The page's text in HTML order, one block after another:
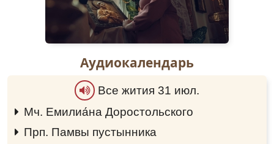
Высокопреосвященного Арсения
(Стадницкого), архиепископа Псковского и
Порховского, он был переведен в с.
Богоявленском храме села Подоклинья также
находилась великая святыня – Ватопедская
икона Божией Матери «Отрада и Утешение».
Икона (копия) была пожертвована в 60-е гг.
XIX столетия известным странником-слепцом
Григорием Ивановичем Ширяевым, имевшим
Аудиокалендарь
Все жития 31 июл.
Мч. Емилиа́на Доростольского
0:00
Прп. Памвы пустынника
0:00